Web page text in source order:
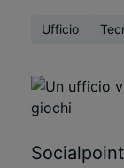
Ufficio